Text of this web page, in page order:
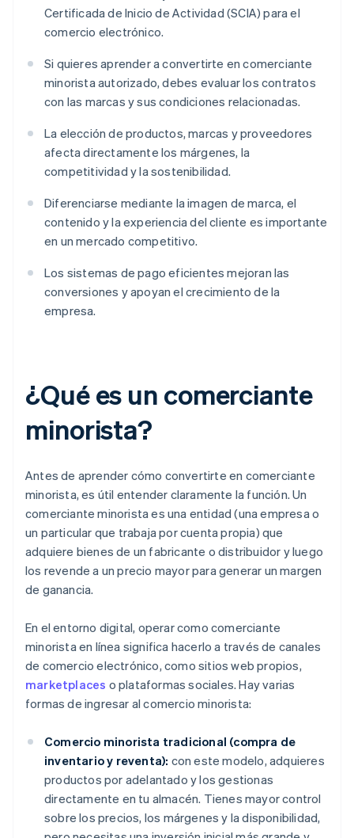
Certificada de Inicio de Actividad (SCIA) para el
comercio electrónico.
Si quieres aprender a convertirte en comerciante
minorista autorizado, debes evaluar los contratos
con las marcas y sus condiciones relacionadas.
La elección de productos, marcas y proveedores
afecta directamente los márgenes, la
competitividad y la sostenibilidad.
Diferenciarse mediante la imagen de marca, el
contenido y la experiencia del cliente es importante
en un mercado competitivo.
Los sistemas de pago eficientes mejoran las
conversiones y apoyan el crecimiento de la
empresa.
¿Qué es un comerciante
minorista?
Antes de aprender cómo convertirte en comerciante
minorista, es útil entender claramente la función. Un
comerciante minorista es una entidad (una empresa o
un particular que trabaja por cuenta propia) que
adquiere bienes de un fabricante o distribuidor y luego
los revende a un precio mayor para generar un margen
de ganancia.
En el entorno digital, operar como comerciante
minorista en línea significa hacerlo a través de canales
de comercio electrónico, como sitios web propios,
marketplaces o plataformas sociales. Hay varias
formas de ingresar al comercio minorista:
Comercio minorista tradicional (compra de
inventario y reventa): con este modelo, adquieres
productos por adelantado y los gestionas
directamente en tu almacén. Tienes mayor control
sobre los precios, los márgenes y la disponibilidad,